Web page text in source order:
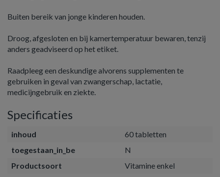
Buiten bereik van jonge kinderen houden.
Droog, afgesloten en bij kamertemperatuur bewaren, tenzij
anders geadviseerd op het etiket.
Raadpleeg een deskundige alvorens supplementen te
gebruiken in geval van zwangerschap, lactatie,
medicijngebruik en ziekte.
Specificaties
inhoud
60 tabletten
toegestaan_in_be
N
Productsoort
Vitamine enkel